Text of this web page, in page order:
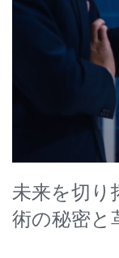
未来を切り
術の秘密と